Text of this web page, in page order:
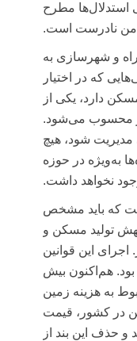
استدلال‌ها مطرح
من نادرست است.
و شهرسازی به
که در اختیار
دارد، یکی از
محسوب می‌شود.
مدیریت شود، هیچ
به‌ویژه در حوزه
نخواهد داشت.
که باید مشخص
تولید مسکن و
اجرای این قوانین
بود. هم‌اکنون بیش
به هزینه زمین
در کشور، قیمت
حذف این بند از